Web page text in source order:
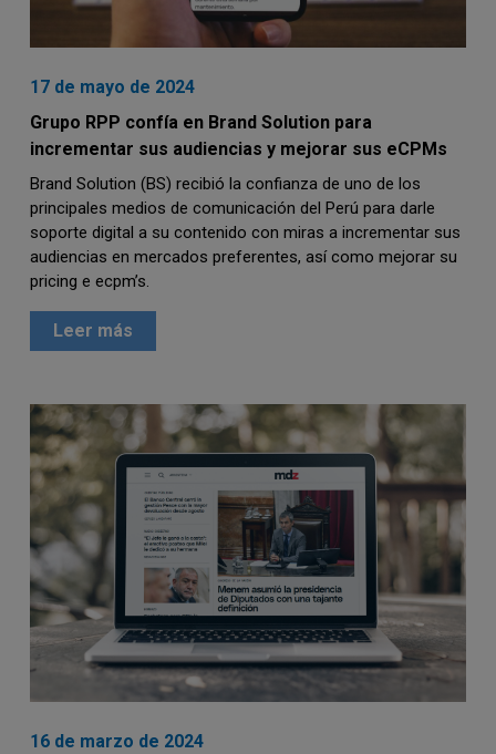
17 de mayo de 2024
Grupo RPP confía en Brand Solution para
incrementar sus audiencias y mejorar sus eCPMs
Brand Solution (BS) recibió la confianza de uno de los
principales medios de comunicación del Perú para darle
soporte digital a su contenido con miras a incrementar sus
audiencias en mercados preferentes, así como mejorar su
pricing e ecpm’s.
Leer más
16 de marzo de 2024